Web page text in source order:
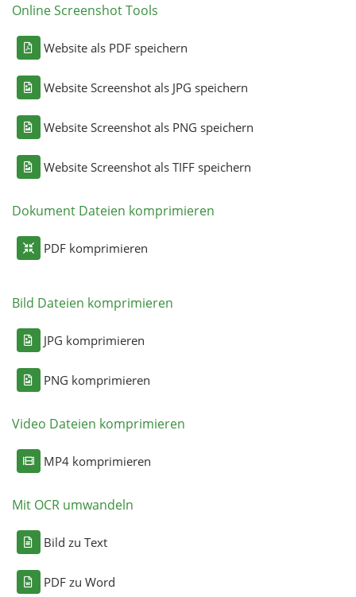
Online Screenshot Tools
Website als PDF speichern
Website Screenshot als JPG speichern
Website Screenshot als PNG speichern
Website Screenshot als TIFF speichern
Dokument Dateien komprimieren
PDF komprimieren
Bild Dateien komprimieren
JPG komprimieren
PNG komprimieren
Video Dateien komprimieren
MP4 komprimieren
Mit OCR umwandeln
Bild zu Text
PDF zu Word